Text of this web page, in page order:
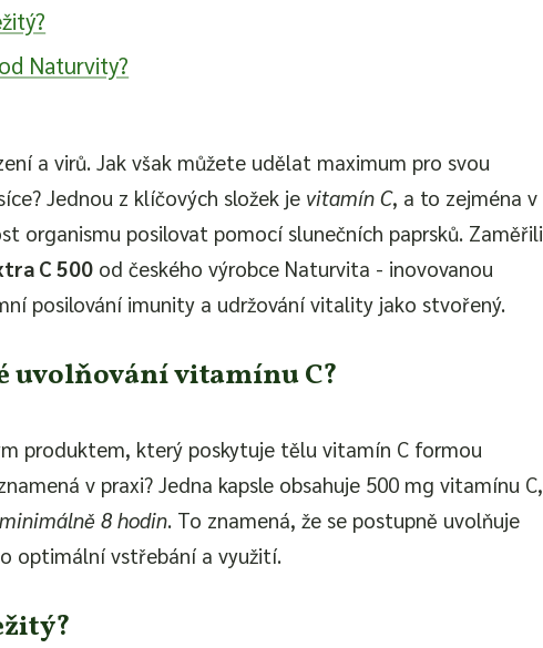
Naturvity?
a virů. Jak však můžete udělat maximum pro svou
Jednou z klíčových složek je vitamín C, a to zejména v
organismu posilovat pomocí slunečních paprsků. Zaměřili
C 500 od českého výrobce Naturvita - inovovanou
posilování imunity a udržování vitality jako stvořený.
uvolňování vitamínu C?
produktem, který poskytuje tělu vitamín C formou
v praxi? Jedna kapsle obsahuje 500 mg vitamínu C,
minimálně 8 hodin. To znamená, že se postupně uvolňuje
optimální vstřebání a využití.